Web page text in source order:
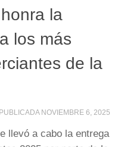
la
los más
de la
NOVIEMBRE 6, 2025
llevó a cabo la entrega